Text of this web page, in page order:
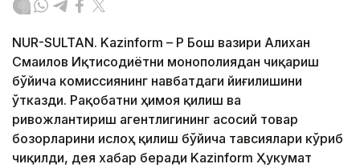
NUR-SULTAN. Kazinform – ҚР Бош вазири Алихан
Смаилов Иқтисодиётни монополиядан чиқариш
бўйича комиссиянинг навбатдаги йиғилишини
ўтказди. Рақобатни ҳимоя қилиш ва
ривожлантириш агентлигининг асосий товар
бозорларини ислоҳ қилиш бўйича тавсиялари кўриб
чиқилди, дея хабар беради Kazinform Ҳукумат